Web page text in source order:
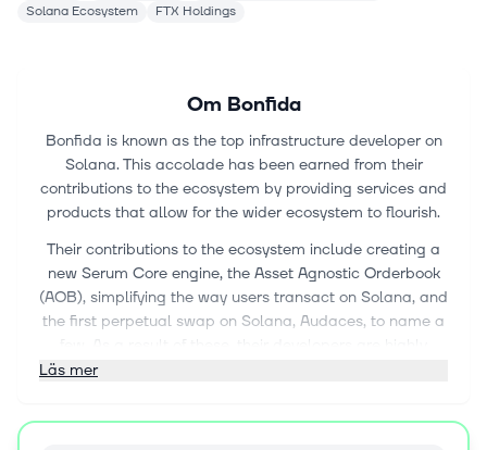
Solana Ecosystem
FTX Holdings
Om Bonfida
Bonfida is known as the top infrastructure developer on
Solana. This accolade has been earned from their
contributions to the ecosystem by providing services and
products that allow for the wider ecosystem to flourish.
Their contributions to the ecosystem include creating a
new Serum Core engine, the Asset Agnostic Orderbook
(AOB), simplifying the way users transact on Solana, and
the first perpetual swap on Solana, Audaces, to name a
Läs mer